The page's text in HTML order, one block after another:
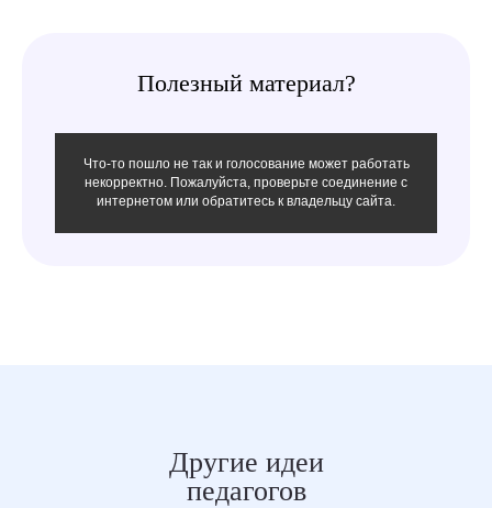
Полезный материал?
Что-то пошло не так и голосование может работать
некорректно. Пожалуйста, проверьте соединение с
интернетом или обратитесь к владельцу сайта.
Другие идеи
педагогов
Задание
Преподаватель в колледже,
Александр Чеглыгбашев